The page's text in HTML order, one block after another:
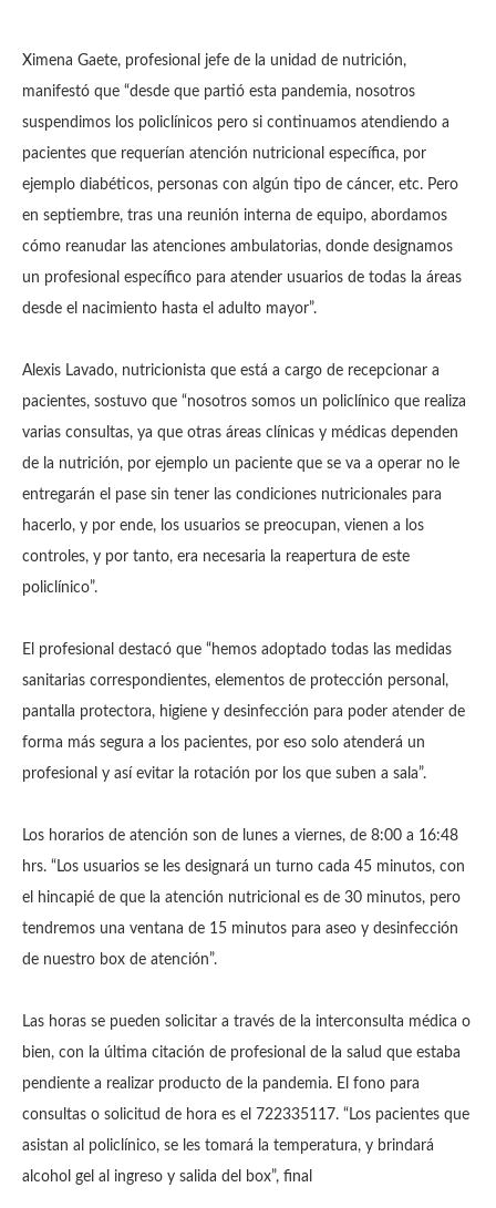
Ximena Gaete, profesional jefe de la unidad de nutrición,
manifestó que “desde que partió esta pandemia, nosotros
suspendimos los policlínicos pero si continuamos atendiendo a
pacientes que requerían atención nutricional específica, por
ejemplo diabéticos, personas con algún tipo de cáncer, etc. Pero
en septiembre, tras una reunión interna de equipo, abordamos
cómo reanudar las atenciones ambulatorias, donde designamos
un profesional específico para atender usuarios de todas la áreas
desde el nacimiento hasta el adulto mayor”.
Alexis Lavado, nutricionista que está a cargo de recepcionar a
pacientes, sostuvo que “nosotros somos un policlínico que realiza
varias consultas, ya que otras áreas clínicas y médicas dependen
de la nutrición, por ejemplo un paciente que se va a operar no le
entregarán el pase sin tener las condiciones nutricionales para
hacerlo, y por ende, los usuarios se preocupan, vienen a los
controles, y por tanto, era necesaria la reapertura de este
policlínico”.
El profesional destacó que “hemos adoptado todas las medidas
sanitarias correspondientes, elementos de protección personal,
pantalla protectora, higiene y desinfección para poder atender de
forma más segura a los pacientes, por eso solo atenderá un
profesional y así evitar la rotación por los que suben a sala”.
Los horarios de atención son de lunes a viernes, de 8:00 a 16:48
hrs. “Los usuarios se les designará un turno cada 45 minutos, con
el hincapié de que la atención nutricional es de 30 minutos, pero
tendremos una ventana de 15 minutos para aseo y desinfección
de nuestro box de atención”.
Las horas se pueden solicitar a través de la interconsulta médica o
bien, con la última citación de profesional de la salud que estaba
pendiente a realizar producto de la pandemia. El fono para
consultas o solicitud de hora es el 722335117. “Los pacientes que
asistan al policlínico, se les tomará la temperatura, y brindará
alcohol gel al ingreso y salida del box”, final